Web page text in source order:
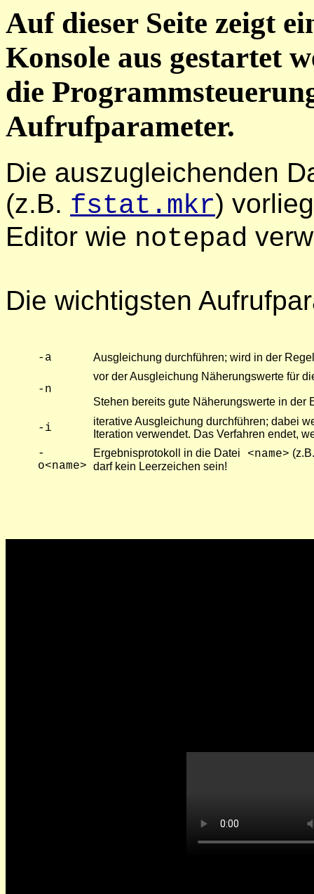
Auf dieser Seite zeigt
Konsole aus gestartet
die
Aufrufparameter.
Die auszugleichenden
(z.B. fstat.mkr)
Editor wie notepad
Die wichtigsten
-a Ausgleichung durchführen; wird in der
-n
vor der Ausgleichung Näherungswerte für
Stehen bereits gute Näherungswerte in
-i
iterative Ausgleichung durchführen; dabei
Iteration verwendet. Das Verfahren endet,
-
o<name>
Ergebnisprotokoll in die Datei <name>
darf kein Leerzeichen sein!